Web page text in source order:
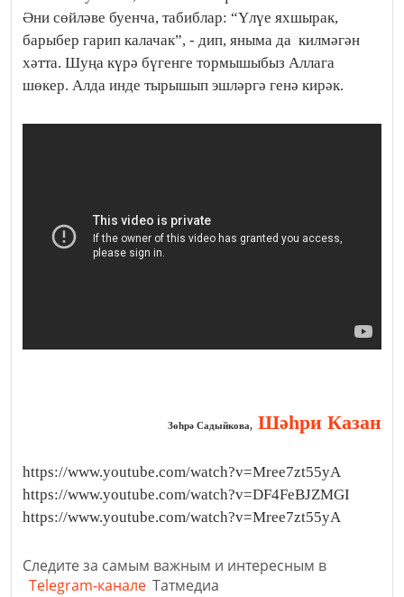
Әни сөйләве буенча, табиблар: “Үлүе яхшырак,
барыбер гарип калачак”, - дип, яныма да килмәгән
хәтта. Шуңа күрә бүгенге тормышыбыз Аллага
шөкер. Алда инде тырышып эшләргә генә кирәк.
Зөһрә Садыйкова, Шәһри Казан
https://www.youtube.com/watch?v=Mree7zt55yA
https://www.youtube.com/watch?v=DF4FeBJZMGI
https://www.youtube.com/watch?v=Mree7zt55yA
Следите за самым важным и интересным в
Telegram-канале Татмедиа